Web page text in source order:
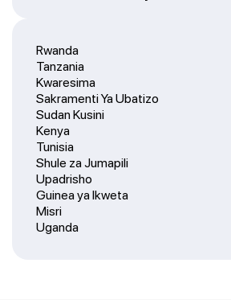
Rwanda
Tanzania
Kwaresima
Sakramenti Ya Ubatizo
Sudan Kusini
Kenya
Tunisia
Shule za Jumapili
Upadrisho
Guinea ya Ikweta
Misri
Uganda